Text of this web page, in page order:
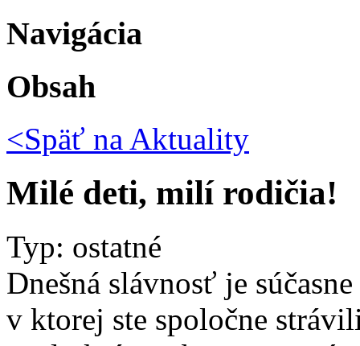
Navigácia
Obsah
<Späť na Aktuality
Milé deti, milí rodičia!
Typ: ostatné
Dnešná slávnosť je
v ktorej ste spoločne